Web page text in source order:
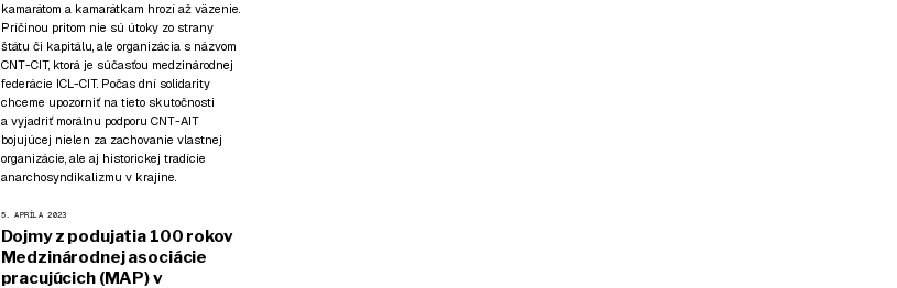
kamarátom a kamarátkam hrozí až väzenie.
Príčinou pritom nie sú útoky zo strany
štátu či kapitálu, ale organizácia s názvom
CNT-CIT, ktorá je súčasťou medzinárodnej
federácie ICL-CIT. Počas dní solidarity
chceme upozorniť na tieto skutočnosti
a vyjadriť morálnu podporu CNT-AIT
bojujúcej nielen za zachovanie vlastnej
organizácie, ale aj historickej tradície
anarchosyndikalizmu v krajine.
5. APRÍLA 2023
Dojmy z podujatia 100 rokov
Medzinárodnej asociácie
pracujúcich (MAP) v